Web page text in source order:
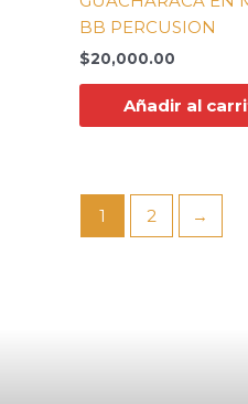
BB PERCUSION
$20,000.00
Añadir al
1 2 →